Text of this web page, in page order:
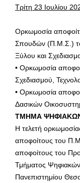
Τρίτη 23 Ιουλίου
Ορκωμοσία
Σπουδών (Π.Μ.Σ.)
Ξύλου και
• Ορκωμοσία
Σχεδιασμού,
• Ορκωμοσία
Δασικών
ΤΜΗΜΑ
Η τελετή
αποφοίτους του
αποφοίτους του
Τμήματος
Πανεπιστημίου